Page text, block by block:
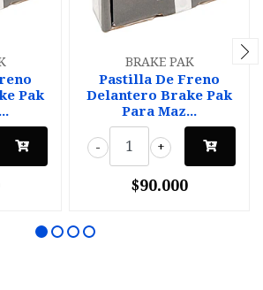
Pak
BRAKE PAK
Pastilla De Freno
Delantero Brake Pak
Para Maz...
+
-
$90.000